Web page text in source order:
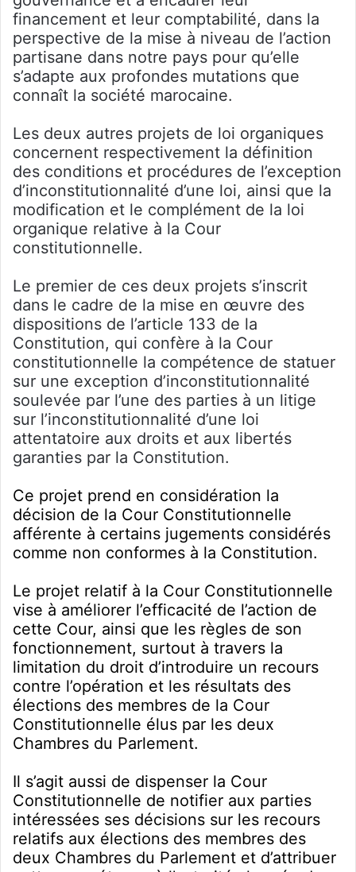
financement et leur comptabilité, dans la
perspective de la mise à niveau de l’action
partisane dans notre pays pour qu’elle
s’adapte aux profondes mutations que
connaît la société marocaine.
Les deux autres projets de loi organiques
concernent respectivement la définition
des conditions et procédures de l’exception
d’inconstitutionnalité d’une loi, ainsi que la
modification et le complément de la loi
organique relative à la Cour
constitutionnelle.
Le premier de ces deux projets s’inscrit
dans le cadre de la mise en œuvre des
dispositions de l’article 133 de la
Constitution, qui confère à la Cour
constitutionnelle la compétence de statuer
sur une exception d’inconstitutionnalité
soulevée par l’une des parties à un litige
sur l’inconstitutionnalité d’une loi
attentatoire aux droits et aux libertés
garanties par la Constitution.
Ce projet prend en considération la
décision de la Cour Constitutionnelle
afférente à certains jugements considérés
comme non conformes à la Constitution.
Le projet relatif à la Cour Constitutionnelle
vise à améliorer l’efficacité de l’action de
cette Cour, ainsi que les règles de son
fonctionnement, surtout à travers la
limitation du droit d’introduire un recours
contre l’opération et les résultats des
élections des membres de la Cour
Constitutionnelle élus par les deux
Chambres du Parlement.
Il s’agit aussi de dispenser la Cour
Constitutionnelle de notifier aux parties
intéressées ses décisions sur les recours
relatifs aux élections des membres des
deux Chambres du Parlement et d’attribuer